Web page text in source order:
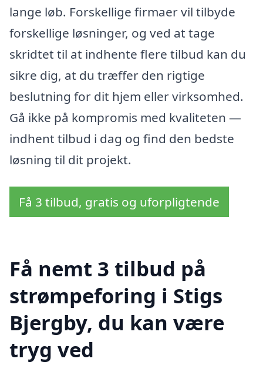
lange løb. Forskellige firmaer vil tilbyde
forskellige løsninger, og ved at tage
skridtet til at indhente flere tilbud kan du
sikre dig, at du træffer den rigtige
beslutning for dit hjem eller virksomhed.
Gå ikke på kompromis med kvaliteten —
indhent tilbud i dag og find den bedste
løsning til dit projekt.
Få 3 tilbud, gratis og uforpligtende
Få nemt 3 tilbud på
strømpeforing i Stigs
Bjergby, du kan være
tryg ved